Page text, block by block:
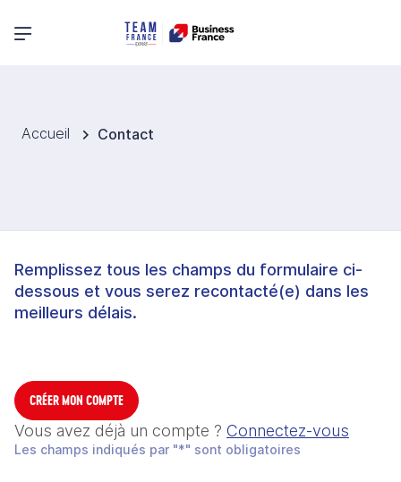
Menu principal
Accueil Contact
Remplissez tous les champs du formulaire ci-
dessous et vous serez recontacté(e) dans les
meilleurs délais.
CRÉER MON COMPTE
Vous avez déjà un compte ? Connectez-vous
Les champs indiqués par "*" sont obligatoires